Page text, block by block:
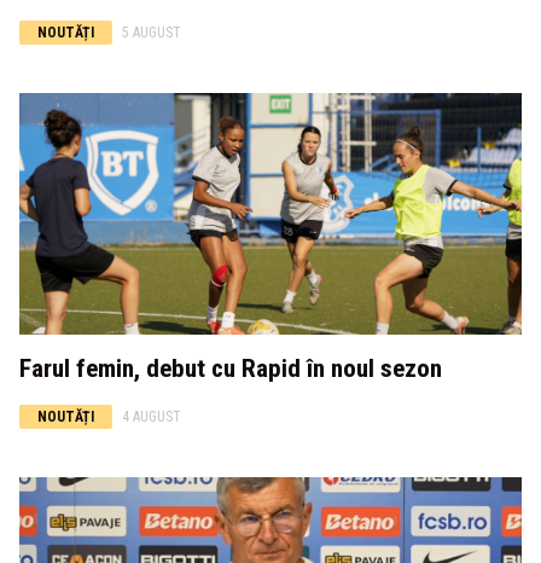
NOUTĂȚI 5 AUGUST
Farul femin, debut cu Rapid în noul sezon
NOUTĂȚI 4 AUGUST